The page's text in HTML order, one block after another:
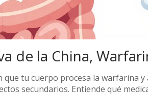
de la China,
tu cuerpo procesa la warfarina y
secundarios. Entiende qué